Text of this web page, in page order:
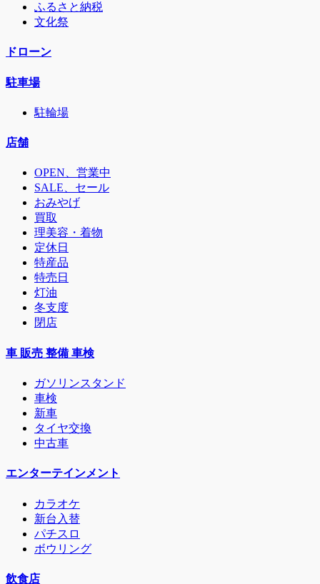
ふるさと納税
文化祭
ドローン
駐車場
駐輪場
店舗
OPEN、営業中
SALE、セール
おみやげ
買取
理美容・着物
定休日
特産品
特売日
灯油
冬支度
閉店
車 販売 整備 車検
ガソリンスタンド
車検
新車
タイヤ交換
中古車
エンターテインメント
カラオケ
新台入替
パチスロ
ボウリング
飲食店